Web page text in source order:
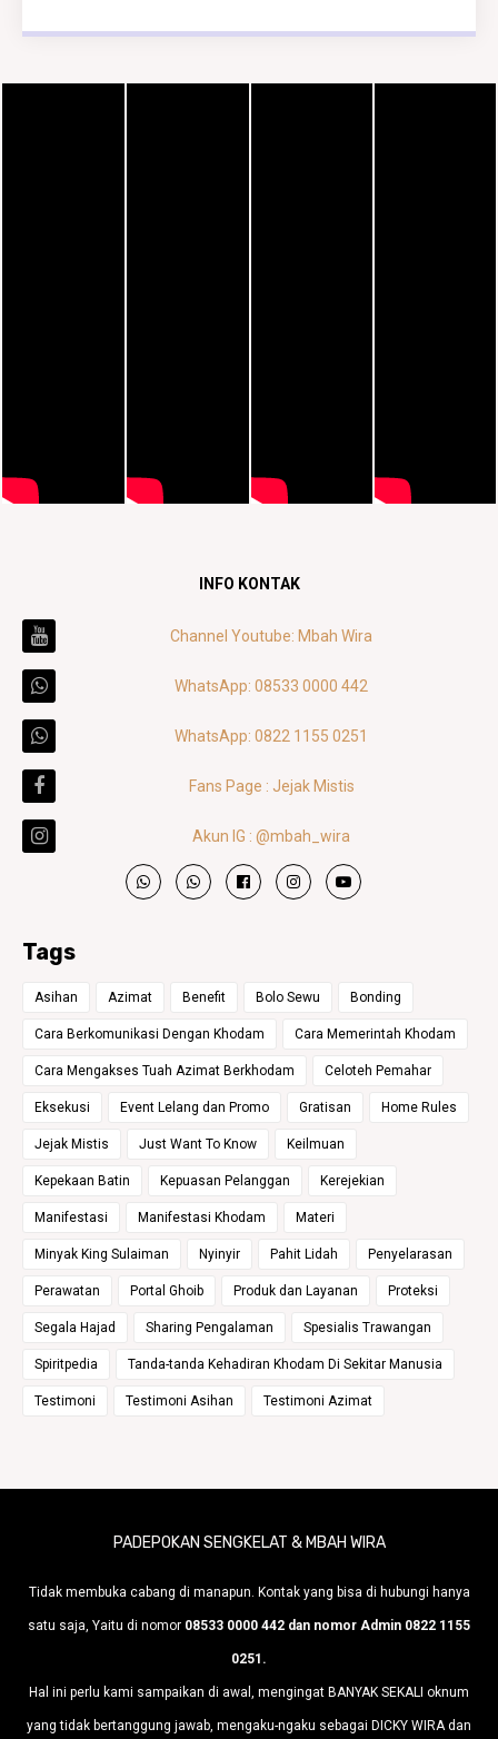
INFO KONTAK
Channel Youtube: Mbah Wira
WhatsApp: 08533 0000 442
WhatsApp: 0822 1155 0251
Fans Page : Jejak Mistis
Akun IG : @mbah_wira
Tags
Asihan Azimat Benefit Bolo Sewu Bonding
Cara Berkomunikasi Dengan Khodam Cara Memerintah Khodam
Cara Mengakses Tuah Azimat Berkhodam Celoteh Pemahar
Eksekusi Event Lelang dan Promo Gratisan Home Rules
Jejak Mistis Just Want To Know Keilmuan
Kepekaan Batin Kepuasan Pelanggan Kerejekian
Manifestasi Manifestasi Khodam Materi
Minyak King Sulaiman Nyinyir Pahit Lidah Penyelarasan
Perawatan Portal Ghoib Produk dan Layanan Proteksi
Segala Hajad Sharing Pengalaman Spesialis Trawangan
Spiritpedia Tanda-tanda Kehadiran Khodam Di Sekitar Manusia
Testimoni Testimoni Asihan Testimoni Azimat
PADEPOKAN SENGKELAT & MBAH WIRA
Tidak membuka cabang di manapun. Kontak yang bisa di hubungi hanya
satu saja, Yaitu di nomor 08533 0000 442 dan nomor Admin 0822 1155
0251.
Hal ini perlu kami sampaikan di awal, mengingat BANYAK SEKALI oknum
yang tidak bertanggung jawab, mengaku-ngaku sebagai DICKY WIRA dan